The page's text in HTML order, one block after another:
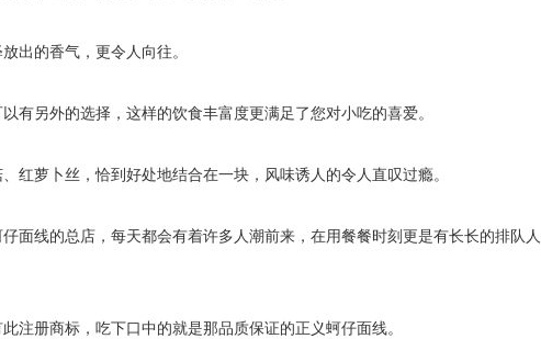
出的香气，更令人向往。
有另外的选择，这样的饮食丰富度更满足了您对小吃的喜爱。
红萝卜丝，恰到好处地结合在一块，风味诱人的令人直叹过瘾。
面线的总店，每天都会有着许多人潮前来，在用餐餐时刻更是有长长的排队人
注册商标，吃下口中的就是那品质保证的正义蚵仔面线。